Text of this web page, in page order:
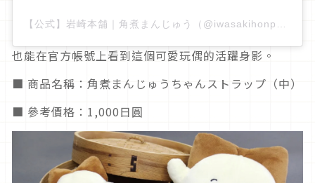
【公式】岩崎本舗｜角煮まんじゅう（@iwasakihonpo）分享的貼文
也能在官方帳號上看到這個可愛玩偶的活躍身影。
■ 商品名稱：角煮まんじゅうちゃんストラップ（中）
■ 參考價格：1,000日圓